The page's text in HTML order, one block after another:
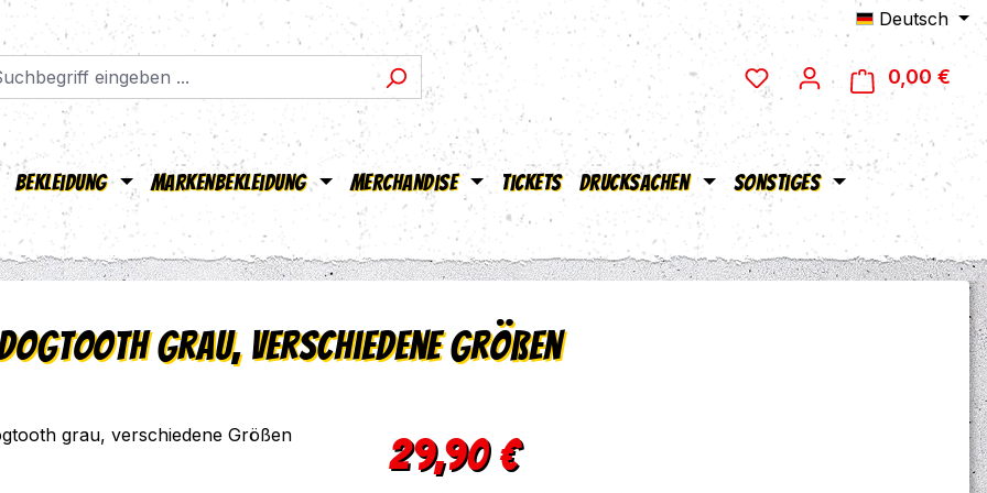
Deutsch
0,00 €
Bekleidung Markenbekleidung Merchandise Tickets Drucksachen Sonstiges
grau, verschiedene Größen
Regulärer Preis:
29,90 €